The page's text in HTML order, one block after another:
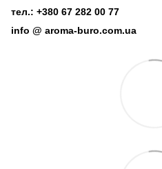
тел.: +380 67 282 00 77
info @ aroma-buro.com.ua